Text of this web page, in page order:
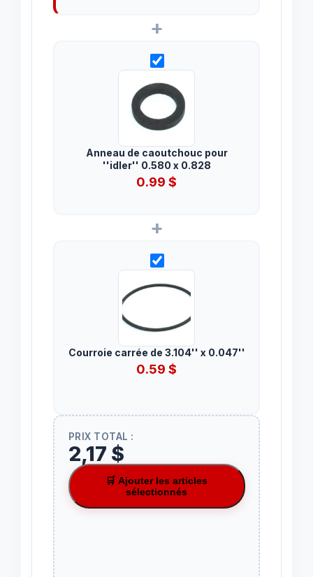
+
Anneau de caoutchouc pour
''idler'' 0.580 x 0.828
0.99 $
+
Courroie carrée de 3.104'' x 0.047''
0.59 $
PRIX TOTAL :
2,17 $
🛒 Ajouter les articles
sélectionnés